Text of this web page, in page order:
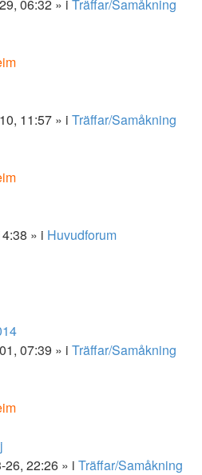
06:32 » i Träffar/Samåkning
11:57 » i Träffar/Samåkning
» i Huvudforum
07:39 » i Träffar/Samåkning
26, 22:26 » i Träffar/Samåkning